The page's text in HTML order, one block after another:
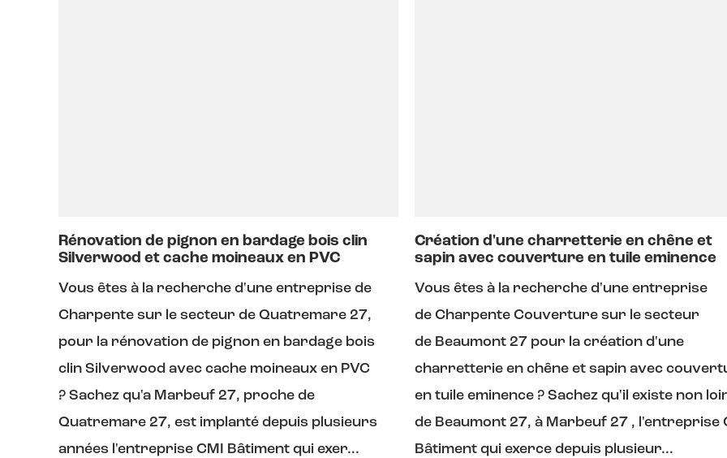
Rénovation de pignon en bardage bois clin
Silverwood et cache moineaux en PVC
Vous êtes à la recherche d'une entreprise de
Charpente sur le secteur de Quatremare 27,
pour la rénovation de pignon en bardage bois
clin Silverwood avec cache moineaux en PVC
? Sachez qu'a Marbeuf 27, proche de
Quatremare 27, est implanté depuis plusieurs
années l'entreprise CMI Bâtiment qui exer...
Création d'une charretterie en chêne et
sapin avec couverture en tuile eminence
Vous êtes à la recherche d'une entreprise
de Charpente Couverture sur le secteur
de Beaumont 27 pour la création d'une
charretterie en chêne et sapin avec
en tuile eminence ? Sachez qu'il existe non
de Beaumont 27, à Marbeuf 27 , l'entreprise
Bâtiment qui exerce depuis plusieur...